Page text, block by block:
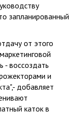
запланированный
от этого
- воссоздать
и
добавляет
каток в